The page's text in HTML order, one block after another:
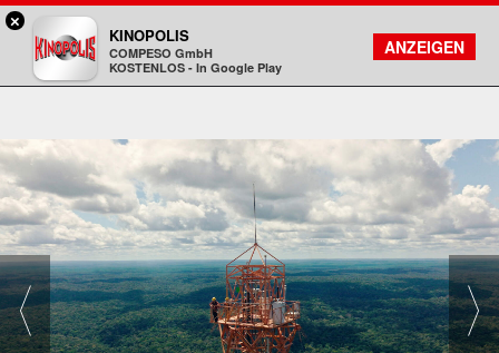
Kinopolis
FILMSUCHE
KONTO
×
KINOPOLIS
COMPESO GmbH
KOSTENLOS - In Google Play
ANZEIGEN